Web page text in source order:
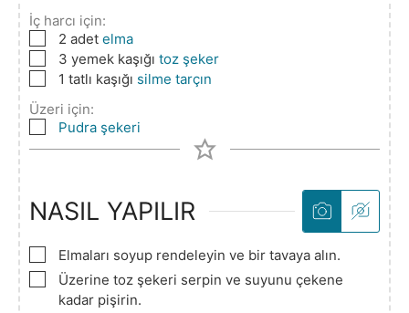
İç harcı için:
▢
2 adet elma
▢
3 yemek kaşığı toz şeker
▢1 tatlı kaşığı silme tarçın
Üzeri için:
▢
Pudra şekeri
NASIL YAPILIR
▢
Elmaları soyup rendeleyin ve bir tavaya alın.
▢
Üzerine toz şekeri serpin ve suyunu çekene
kadar pişirin.